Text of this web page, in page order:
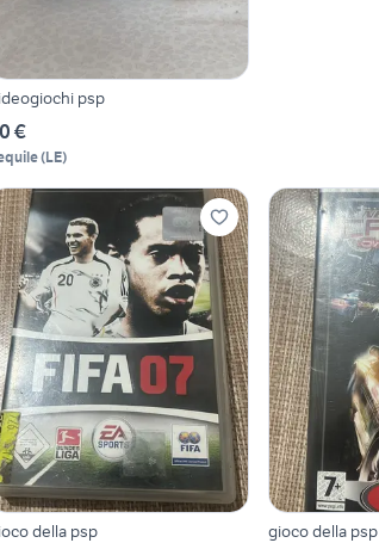
psp
€
(LE)
della psp gioco della psp